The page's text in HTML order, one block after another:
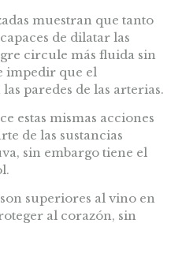
muestran que tanto
de dilatar las
circule más fluida sin
impedir que el
las paredes de las arterias.
estas mismas acciones
de las sustancias
sin embargo tiene el
superiores al vino en
al corazón, sin